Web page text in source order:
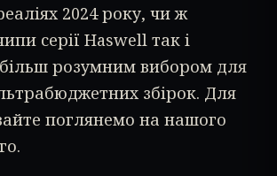
2024 року, чи ж
серії Haswell так і
розумним вибором для
збірок. Для
поглянемо на нашого